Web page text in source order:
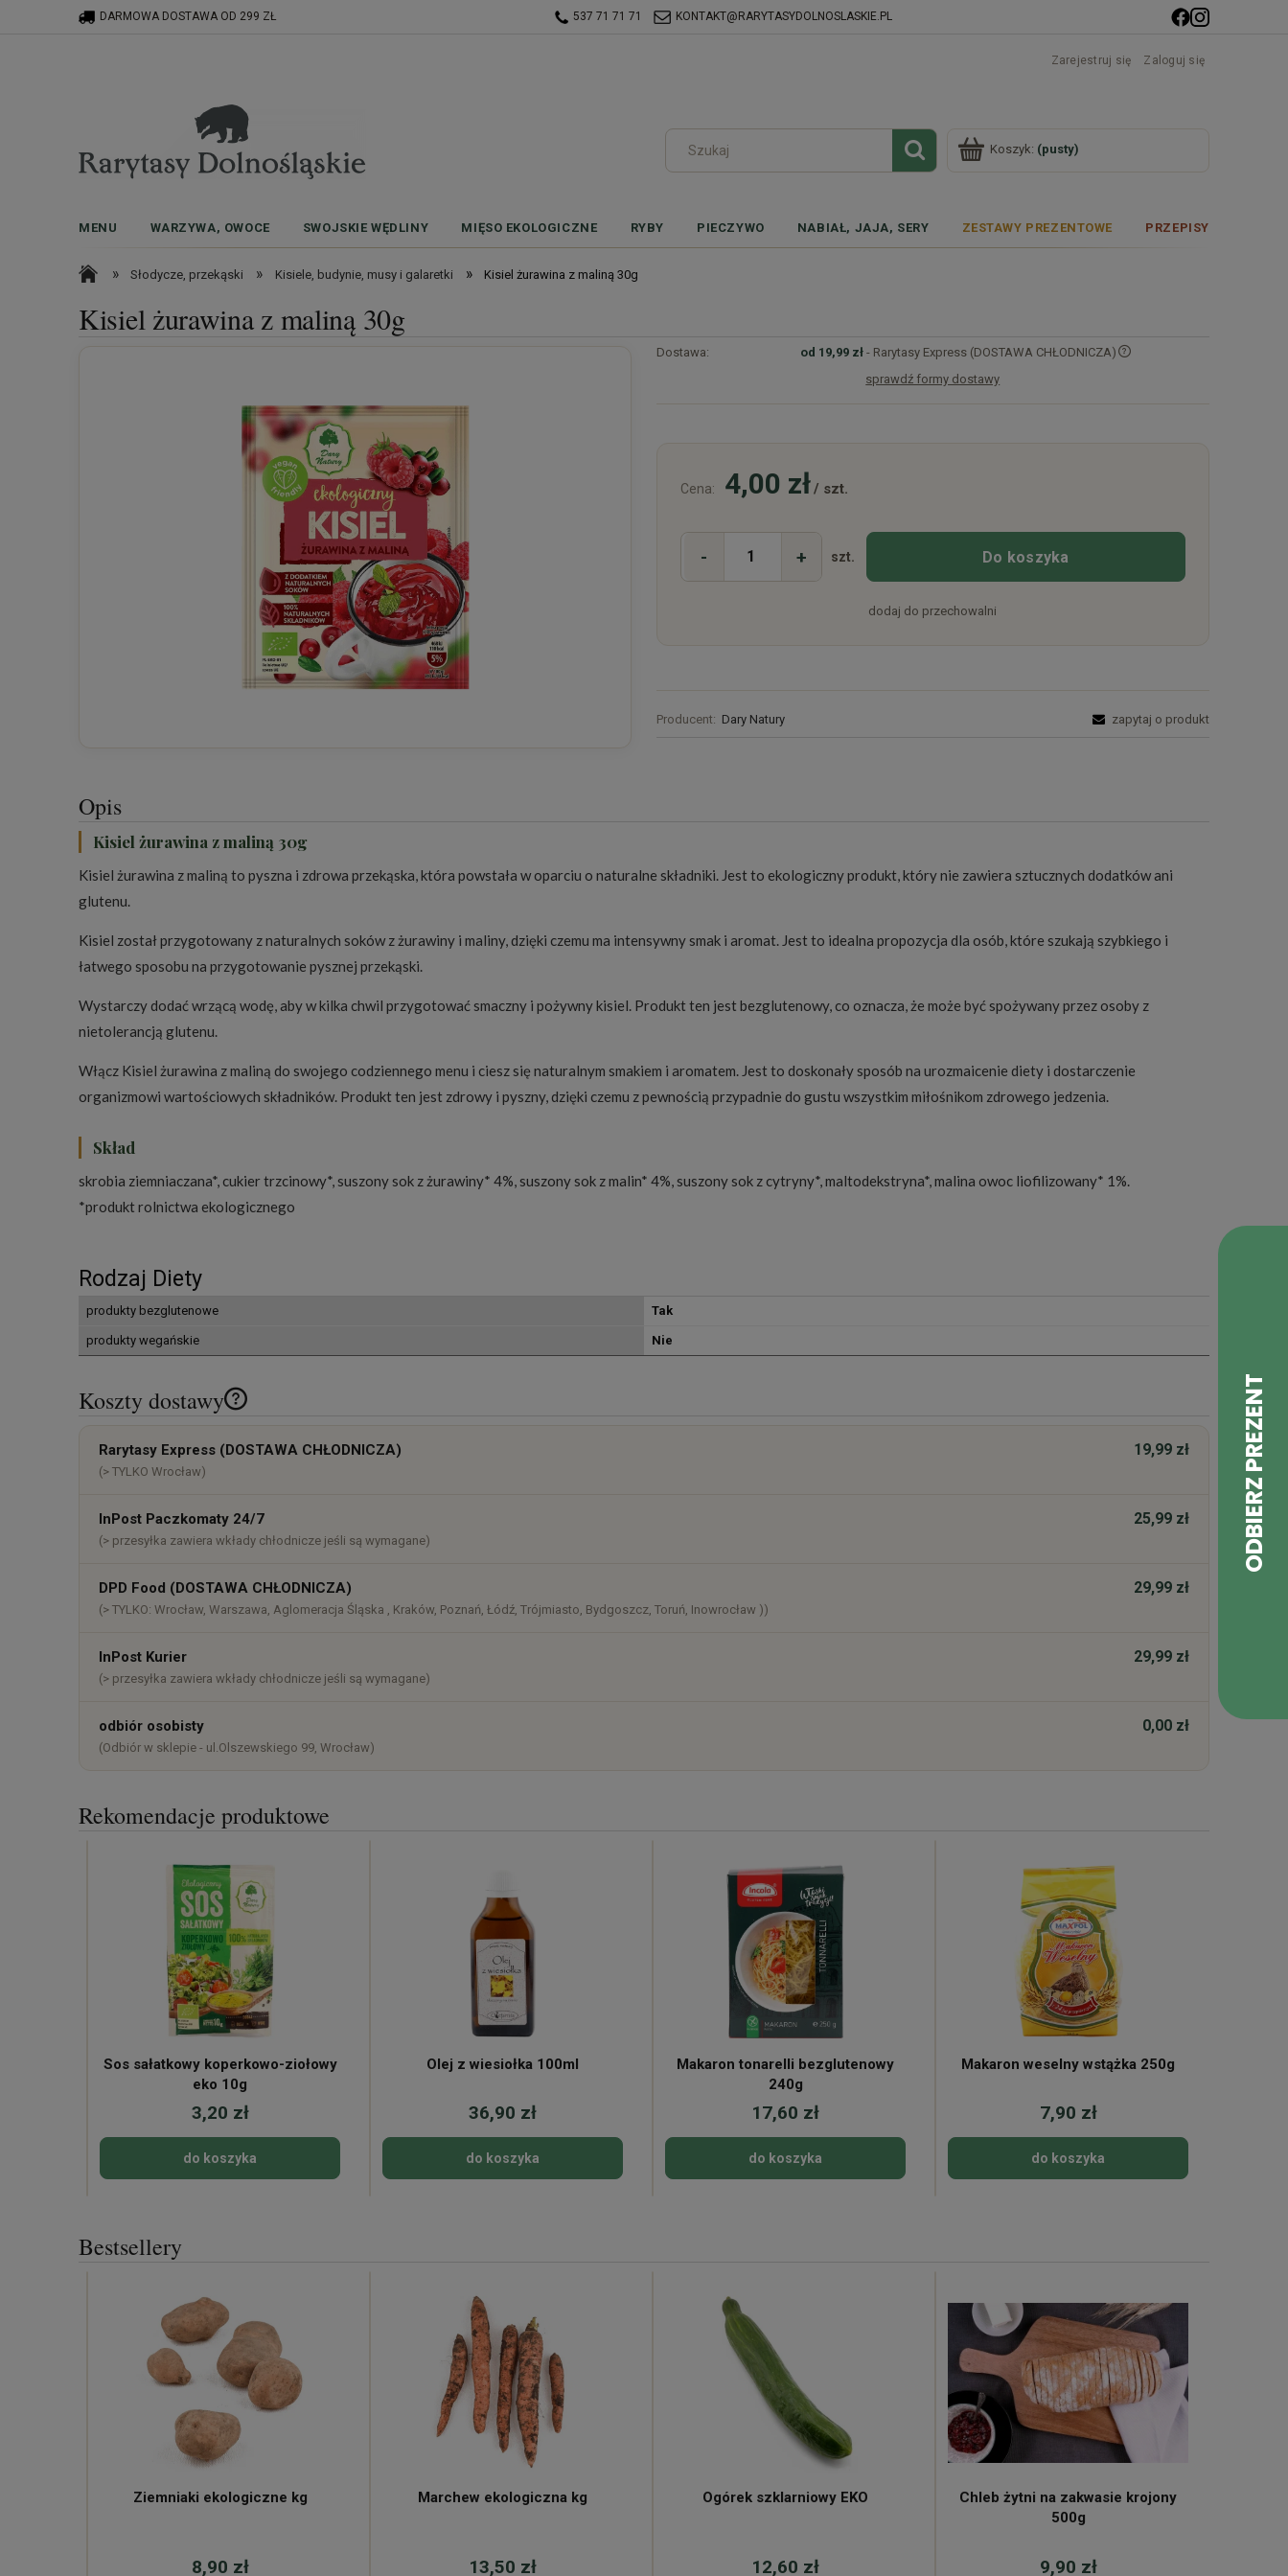
DARMOWA DOSTAWA OD 299 ZŁ 537 71 71 71 KONTAKT@RARYTASYDOLNOSLASKIE.PL
Zarejestruj się Zaloguj się
Koszyk: (pusty)
MENU WARZYWA, OWOCE SWOJSKIE WĘDLINY MIĘSO EKOLOGICZNE RYBY PIECZYWO NABIAŁ, JAJA, SERY ZESTAWY PREZENTOWE PRZEPISY
» Słodycze, przekąski » Kisiele, budynie, musy i galaretki » Kisiel żurawina z maliną 30g
Kisiel żurawina z maliną 30g
Dostawa: od 19,99 zł - Rarytasy Express (DOSTAWA CHŁODNICZA)
sprawdź formy dostawy
Cena: 4,00 zł/ szt.
- + szt. Do koszyka
dodaj do przechowalni
Producent: Dary Natury zapytaj o produkt
Opis
Kisiel żurawina z maliną 30g
Kisiel żurawina z maliną to pyszna i zdrowa przekąska, która powstała w oparciu o naturalne składniki. Jest to ekologiczny produkt, który nie zawiera sztucznych dodatków ani
glutenu.
Kisiel został przygotowany z naturalnych soków z żurawiny i maliny, dzięki czemu ma intensywny smak i aromat. Jest to idealna propozycja dla osób, które szukają szybkiego i
łatwego sposobu na przygotowanie pysznej przekąski.
Wystarczy dodać wrzącą wodę, aby w kilka chwil przygotować smaczny i pożywny kisiel. Produkt ten jest bezglutenowy, co oznacza, że może być spożywany przez osoby z
nietolerancją glutenu.
Włącz Kisiel żurawina z maliną do swojego codziennego menu i ciesz się naturalnym smakiem i aromatem. Jest to doskonały sposób na urozmaicenie diety i dostarczenie
organizmowi wartościowych składników. Produkt ten jest zdrowy i pyszny, dzięki czemu z pewnością przypadnie do gustu wszystkim miłośnikom zdrowego jedzenia.
Skład
skrobia ziemniaczana*, cukier trzcinowy*, suszony sok z żurawiny* 4%, suszony sok z malin* 4%, suszony sok z cytryny*, maltodekstryna*, malina owoc liofilizowany* 1%.
*produkt rolnictwa ekologicznego
Rodzaj Diety
produkty bezglutenowe Tak
produkty wegańskie Nie
Koszty dostawy
Cena nie zawiera ewentualnych kosztów
Rarytasy Express (DOSTAWA CHŁODNICZA)
(> TYLKO Wrocław)
19,99 zł
InPost Paczkomaty 24/7
(> przesyłka zawiera wkłady chłodnicze jeśli są wymagane)
25,99 zł
DPD Food (DOSTAWA CHŁODNICZA)
(> TYLKO: Wrocław, Warszawa, Aglomeracja Śląska , Kraków, Poznań, Łódź, Trójmiasto, Bydgoszcz, Toruń, Inowrocław ))
29,99 zł
InPost Kurier
(> przesyłka zawiera wkłady chłodnicze jeśli są wymagane)
29,99 zł
odbiór osobisty
(Odbiór w sklepie - ul.Olszewskiego 99, Wrocław)
0,00 zł
Rekomendacje produktowe
Sos sałatkowy koperkowo-ziołowy
eko 10g
3,20 zł
do koszyka
Olej z wiesiołka 100ml
36,90 zł
do koszyka
Makaron tonarelli bezglutenowy
240g
17,60 zł
do koszyka
Makaron weselny wstążka 250g
7,90 zł
do koszyka
Bestsellery
Ziemniaki ekologiczne kg
8,90 zł
Marchew ekologiczna kg
13,50 zł
Ogórek szklarniowy EKO
12,60 zł
Chleb żytni na zakwasie krojony
500g
9,90 zł